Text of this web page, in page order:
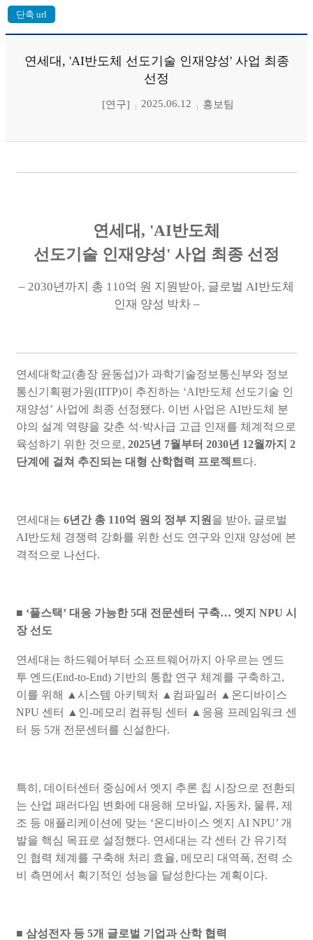
연세대, 'AI반도체 선도기술 인재양성' 사업 최종
선정
[연구] 2025.06.12 홍보팀
연세대 , 'AI반도체
선도기술 인재양성' 사업 최종 선정
– 2030년까지 총 110억 원 지원받아, 글로벌 AI반도체
인재 양성 박차 –
연세대학교(총장 윤동섭)가 과학기술정보통신부와 정보
통신기획평가원(IITP)이 추진하는 ‘AI반도체 선도기술 인
재양성’ 사업에 최종 선정됐다. 이번 사업은 AI반도체 분
야의 설계 역량을 갖춘 석 ·박사급 고급 인재를 체계적으로
육성하기 위한 것으로, 2025년 7월부터 2030년 12월까지 2
단계에 걸쳐 추진되는 대형 산학협력 프로젝트다.
연세대는 6년간 총 110억 원의 정부 지원 을 받아, 글로벌
AI반도체 경쟁력 강화를 위한 선도 연구와 인재 양성에 본
격적으로 나선다.
■ ‘풀스택 ’ 대응 가능한5대 전문센터 구축… 엣지 NPU 시
장 선도
연세대는 하드웨어부터 소프트웨어까지 아우르는 엔드
투 엔드(End-to-End) 기반의 통합 연구 체계를 구축하고,
이를 위해
▲ 시스템 아키텍처 ▲ 컴파일러 ▲ 온디바이스
NPU 센터 ▲ 인 -메모리 컴퓨팅 센터 ▲ 응용 프레임워크 센
터 등 5개 전문센터를 신설한다.
특히 , 데이터센터 중심에서 엣지 추론 칩 시장으로 전환되
는 산업 패러다임 변화에 대응해 모바일, 자동차, 물류, 제
조 등 애플리케이션에 맞는 ‘온디바이스 엣지 AI NPU’ 개
발을 핵심 목표로 설정했다. 연세대는 각 센터 간 유기적
인 협력 체계를 구축해 처리 효율, 메모리 대역폭, 전력 소
비 측면에서 획기적인 성능을 달성한다는 계획이다.
■ 삼성전자 등 5개 글로벌 기업과 산학 협력